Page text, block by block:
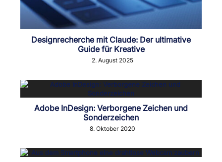
Designrecherche mit Claude: Der ultimative
Guide für Kreative
2. August 2025
Adobe InDesign: Verborgene Zeichen und
Sonderzeichen
8. Oktober 2020